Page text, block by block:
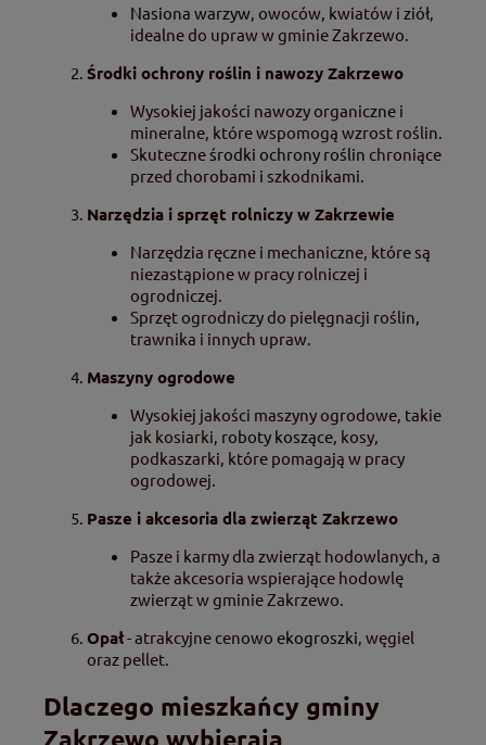
Nasiona warzyw, owoców, kwiatów i ziół,
idealne do upraw w gminie Zakrzewo.
Środki ochrony roślin i nawozy Zakrzewo
Wysokiej jakości nawozy organiczne i
mineralne, które wspomogą wzrost roślin.
Skuteczne środki ochrony roślin chroniące
przed chorobami i szkodnikami.
Narzędzia i sprzęt rolniczy w Zakrzewie
Narzędzia ręczne i mechaniczne, które są
niezastąpione w pracy rolniczej i
ogrodniczej.
Sprzęt ogrodniczy do pielęgnacji roślin,
trawnika i innych upraw.
Maszyny ogrodowe
Wysokiej jakości maszyny ogrodowe, takie
jak kosiarki, roboty koszące, kosy,
podkaszarki, które pomagają w pracy
ogrodowej.
Pasze i akcesoria dla zwierząt Zakrzewo
Pasze i karmy dla zwierząt hodowlanych, a
także akcesoria wspierające hodowlę
zwierząt w gminie Zakrzewo.
Opał- atrakcyjne cenowo ekogroszki, węgiel
oraz pellet.
Dlaczego mieszkańcy gminy
Zakrzewo wybierają